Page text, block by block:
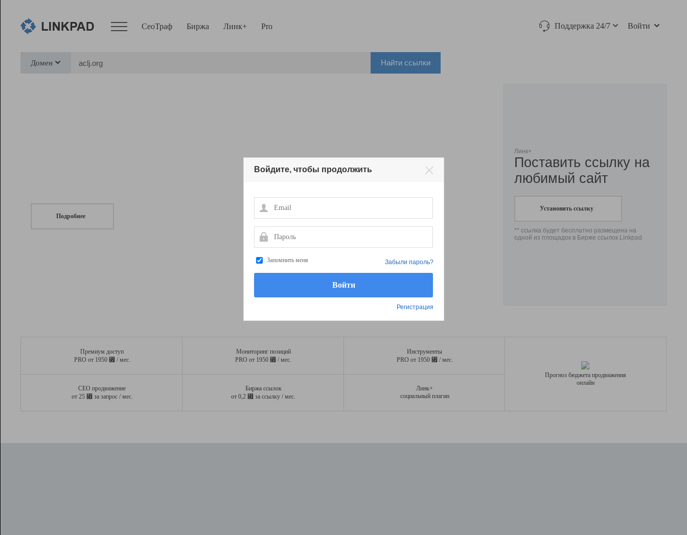
СеоТраф Биржа Линк+ Pro Поддержка 24/7 Войти
Домен Найти ссылки
Подробнее
Линк+
Поставить ссылку на
любимый сайт
Установить ссылку
** ссылка будет бесплатно размещена на
одной из площадок в Бирже ссылок Linkpad
Премиум доступ
PRO от 1950 ⃏ / мес.
Мониторинг позиций
PRO от 1950 ⃏ / мес.
Инструменты
PRO от 1950 ⃏ / мес.
СЕО продвижение
от 25 ⃏ за запрос / мес.
Биржа ссылок
от 0,2 ⃏ за ссылку / мес.
Линк+
социальный плагин
Прогноз бюджета продвижения
онлайн
Войдите, чтобы продолжить
Email
Пароль
Запомнить меня
Регистрация
Забыли пароль?